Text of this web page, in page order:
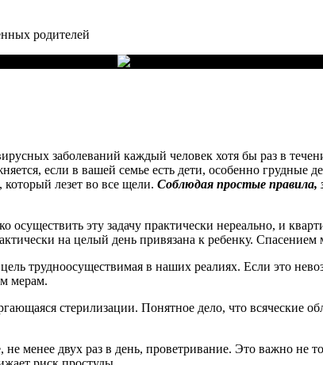
родителей
заболеваний каждый человек хотя бы раз в
если в вашей семье есть дети, особенно грудные
лезет во все щели. Соблюдая простые правила,
осуществить эту задачу практически нереально, и
на целый день привязана к ребенку. Спасением
трудноосуществимая в наших реалиях. Если это
мерам.
стерилизации. Понятное дело, что
менее двух раз в день, проветривание. Это важно не